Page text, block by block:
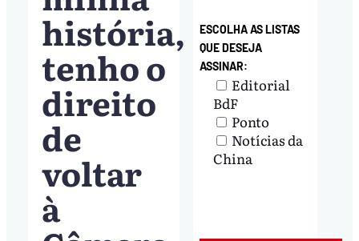
história,
tenho o
direito
de
voltar
à
ESCOLHA AS LISTAS
QUE DESEJA
ASSINAR:
Editorial
BdF
Ponto
Notícias da
China